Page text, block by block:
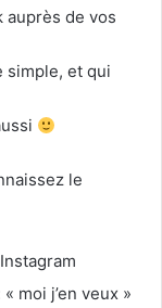
auprès de vos
simple, et qui
le
moi j’en veux »